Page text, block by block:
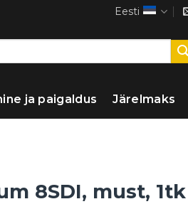
Eesti
ja paigaldus Järelmaks
8SDI, must, 1tk